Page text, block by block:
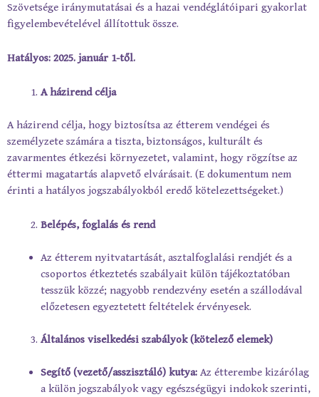
Szövetsége iránymutatásai és a hazai vendéglátóipari gyakorlat
figyelembevételével állítottuk össze.
Hatályos: 2025. január 1-től.
A házirend célja
A házirend célja, hogy biztosítsa az étterem vendégei és
személyzete számára a tiszta, biztonságos, kulturált és
zavarmentes étkezési környezetet, valamint, hogy rögzítse az
éttermi magatartás alapvető elvárásait. (E dokumentum nem
érinti a hatályos jogszabályokból eredő kötelezettségeket.)
Belépés, foglalás és rend
Az étterem nyitvatartását, asztalfoglalási rendjét és a
csoportos étkeztetés szabályait külön tájékoztatóban
tesszük közzé; nagyobb rendezvény esetén a szállodával
előzetesen egyeztetett feltételek érvényesek.
Általános viselkedési szabályok (kötelező elemek)
Segítő (vezető/asszisztáló) kutya:Az étterembe kizárólag
a külön jogszabályok vagy egészségügyi indokok szerinti,